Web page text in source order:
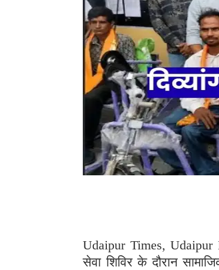
Udaipur Times, Udaipur
सेवा शिविर के दौरान